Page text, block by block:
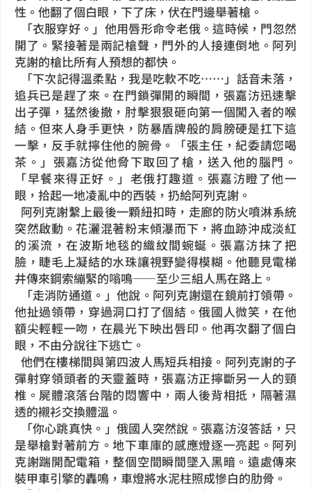
性。他翻了個白眼，下了床，伏在門邊舉著槍。
「衣服穿好。」他用唇形命令老俄。這時候，門忽然
開了。緊接著是兩記槍聲，門外的人接連倒地。阿列
克謝的槍比所有人預想的都快。
「下次記得溫柔點，我是吃軟不吃……」話音未落，
追兵已是趕了來。在門鎖彈開的瞬間，張嘉汸迅速擊
出子彈，猛然後撤，肘擊狠狠砸向第一個闖入者的喉
結。但來人身手更快，防暴盾牌般的肩膀硬是扛下這
一擊，反手就擰住他的腕骨。「張主任，紀委請您喝
茶。」張嘉汸從他脅下取回了槍，送入他的腦門。
「早餐來得正好。」老俄打趣道。張嘉汸瞪了他一
眼，拾起一地凌亂中的西裝，扔給阿列克謝。
阿列克謝繫上最後一顆紐扣時，走廊的防火噴淋系統
突然啟動。花灑混著粉末傾瀑而下，將血跡沖成淡紅
的溪流，在波斯地毯的織紋間蜿蜒。張嘉汸抹了把
臉，睫毛上凝結的水珠讓視野變得模糊。他聽見電梯
井傳來鋼索繃緊的嗡鳴——至少三組人馬在路上。
「走消防通道。」他說。阿列克謝還在鏡前打領帶。
他扯過領帶，穿過洞口打了個結。俄國人微笑，在他
額尖輕輕一吻，在晨光下映出唇印。他再次翻了個白
眼，不由分說往下逃亡。
他們在樓梯間與第四波人馬短兵相接。阿列克謝的子
彈射穿領頭者的天靈蓋時，張嘉汸正擰斷另一人的頸
椎。屍體滾落台階的悶響中，兩人後背相抵，隔著濕
透的襯衫交換體溫。
「你心跳真快。」俄國人突然說。張嘉汸沒答話，只
是舉槍對著前方。地下車庫的感應燈逐一亮起。阿列
克謝踹開配電箱，整個空間瞬間墜入黑暗。遠處傳來
裝甲車引擎的轟鳴，車燈將水泥柱照成慘白的肋骨。